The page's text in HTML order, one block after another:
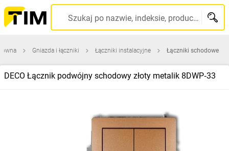
Szukaj po nazwie, indeksie, producencie, kodzie kreskowym...
Gniazda i łączniki Łączniki instalacyjne Łączniki schodowe
DECO Łącznik podwójny schodowy złoty metalik 8DWP‑33